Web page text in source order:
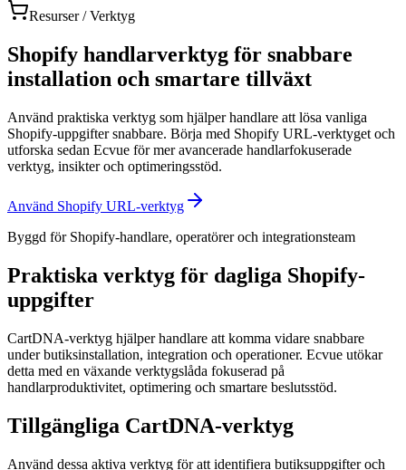
Resurser / Verktyg
Shopify handlarverktyg för snabbare
installation och smartare tillväxt
Använd praktiska verktyg som hjälper handlare att lösa vanliga
Shopify-uppgifter snabbare. Börja med Shopify URL-verktyget och
utforska sedan Ecvue för mer avancerade handlarfokuserade
verktyg, insikter och optimeringsstöd.
Använd Shopify URL-verktyg
Byggd för Shopify-handlare, operatörer och integrationsteam
Praktiska verktyg för dagliga Shopify-
uppgifter
CartDNA-verktyg hjälper handlare att komma vidare snabbare
under butiksinstallation, integration och operationer. Ecvue utökar
detta med en växande verktygslåda fokuserad på
handlarproduktivitet, optimering och smartare beslutsstöd.
Tillgängliga CartDNA-verktyg
Använd dessa aktiva verktyg för att identifiera butiksuppgifter och